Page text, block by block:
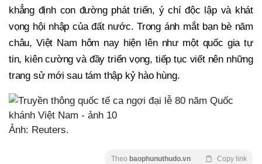
khẳng định con đường phát triển, ý chí độc lập và khát
vọng hội nhập của đất nước. Trong ánh mắt bạn bè năm
châu, Việt Nam hôm nay hiện lên như một quốc gia tự
tin, kiên cường và đầy triển vọng, tiếp tục viết nên những
trang sử mới sau tám thập kỷ hào hùng.
Ảnh: Reuters.
Theo baophunuthudo.vn Copy link